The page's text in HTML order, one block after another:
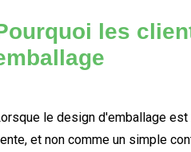
les
le design d'emballage
et non comme un simple